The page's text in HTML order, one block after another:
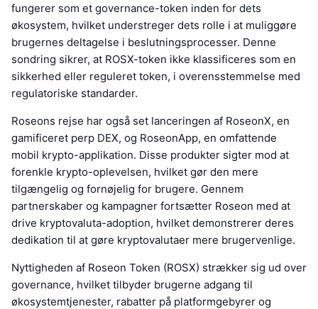
fungerer som et governance-token inden for dets
økosystem, hvilket understreger dets rolle i at muliggøre
brugernes deltagelse i beslutningsprocesser. Denne
sondring sikrer, at ROSX-token ikke klassificeres som en
sikkerhed eller reguleret token, i overensstemmelse med
regulatoriske standarder.
Roseons rejse har også set lanceringen af RoseonX, en
gamificeret perp DEX, og RoseonApp, en omfattende
mobil krypto-applikation. Disse produkter sigter mod at
forenkle krypto-oplevelsen, hvilket gør den mere
tilgængelig og fornøjelig for brugere. Gennem
partnerskaber og kampagner fortsætter Roseon med at
drive kryptovaluta-adoption, hvilket demonstrerer deres
dedikation til at gøre kryptovalutaer mere brugervenlige.
Nyttigheden af Roseon Token (ROSX) strækker sig ud over
governance, hvilket tilbyder brugerne adgang til
økosystemtjenester, rabatter på platformgebyrer og